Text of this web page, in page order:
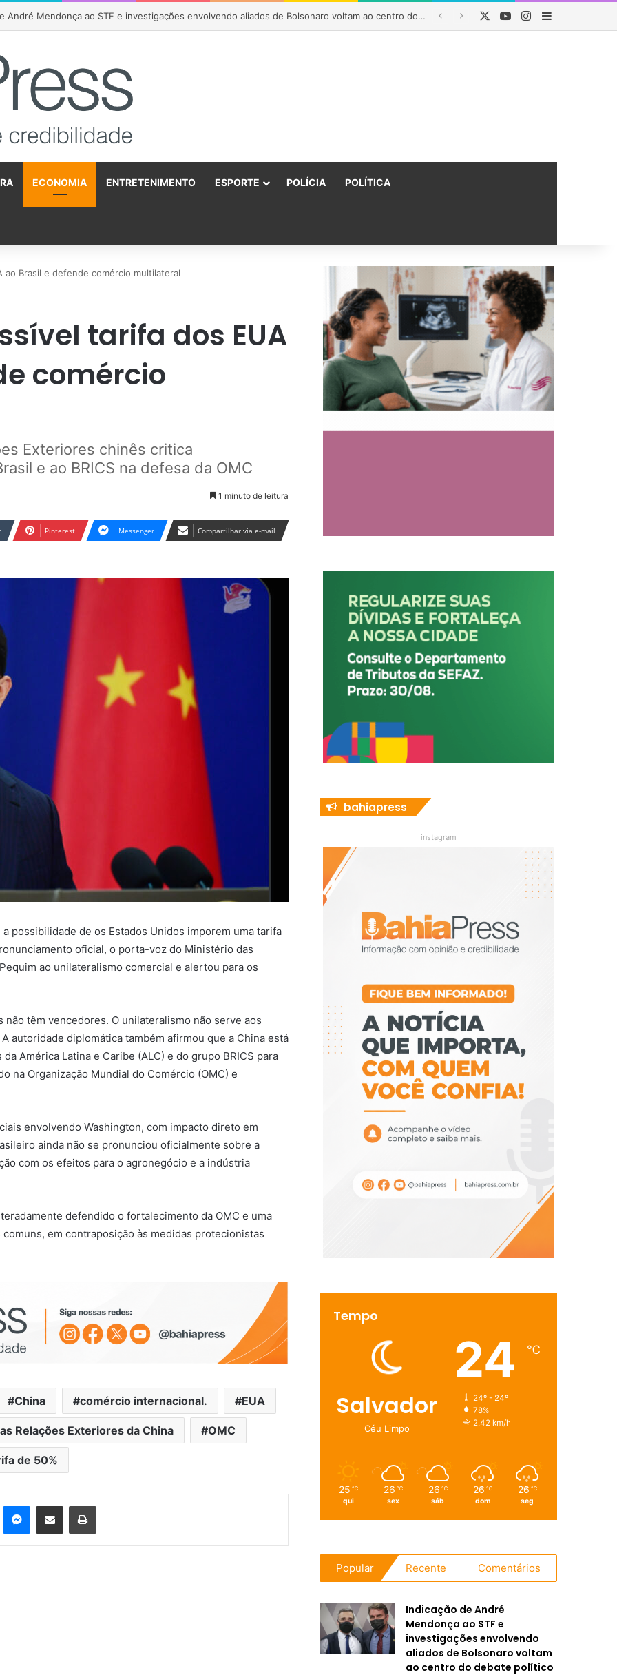
Rui Costa destaca regionalização da saúde na Bahia e afirma que parceria com Lula garantiu R$ 1,6 bilhão em investimentos YouTubeInstagram
ECONOMIA ENTRETENIMENTO ESPORTE POLÍCIA POLÍTICA
ao Brasil e defende comércio multilateral
tarifa dos EUA
comércio
Exteriores chinês critica
e ao BRICS na defesa da OMC
1 minuto de leitura
Pinterest Messenger Compartilhar via e-mail
possibilidade de os Estados Unidos imporem uma tarifa
oficial, o porta-voz do Ministério das
ao unilateralismo comercial e alertou para os
não têm vencedores. O unilateralismo não serve aos
autoridade diplomática também afirmou que a China está
América Latina e Caribe (ALC) e do grupo BRICS para
na Organização Mundial do Comércio (OMC) e
envolvendo Washington, com impacto direto em
ainda não se pronunciou oficialmente sobre a
com os efeitos para o agronegócio e a indústria
defendido o fortalecimento da OMC e uma
em contraposição às medidas protecionistas
China comércio internacional. EUA
Relações Exteriores da China OMC
de 50%
bahiapress
instagram
Tempo
Salvador
Céu Limpo
24 ℃
24º - 24º
78%
2.42 km/h
25 ℃
qui
26 ℃
sex
26 ℃
sáb
26 ℃
dom
26 ℃
seg
Popular Recente Comentários
Indicação de André
Mendonça ao STF e
investigações envolvendo
aliados de Bolsonaro voltam
ao centro do debate político